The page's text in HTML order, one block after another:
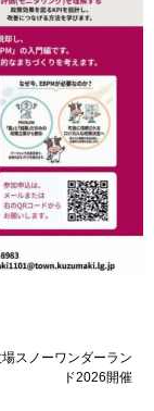
スノーワンダーラン
ド2026開催